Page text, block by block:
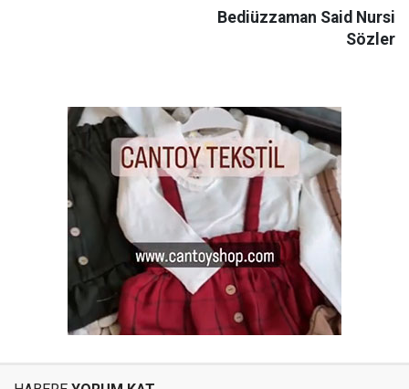
Bediüzzaman Said Nursi
Sözler